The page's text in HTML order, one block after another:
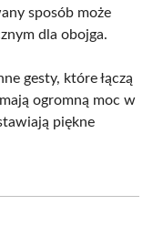
sposób może
dla obojga.
gesty, które łączą
ogromną moc w
piękne